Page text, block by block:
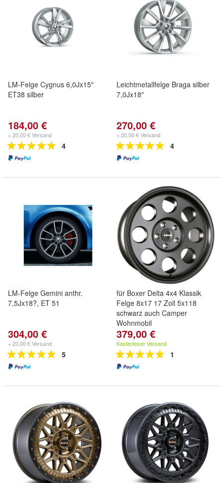
LM-Felge Cygnus 6,0Jx15"
ET38 silber
184,00 €
+ 20,00 € Versand
4
Leichtmetallfelge Braga silber
7,0Jx18"
270,00 €
+ 20,00 € Versand
4
LM-Felge Gemini anthr.
7,5Jx18?, ET 51
304,00 €
+ 20,00 € Versand
5
für Boxer Delta 4x4 Klassik
Felge 8x17 17 Zoll 5x118
schwarz auch Camper
Wohnmobil
379,00 €
Kostenloser Versand
1